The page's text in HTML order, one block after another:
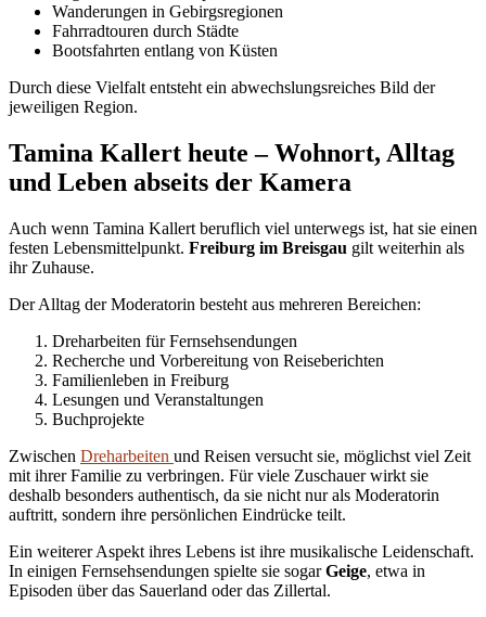
Wanderungen in Gebirgsregionen
Fahrradtouren durch Städte
Bootsfahrten entlang von Küsten
Durch diese Vielfalt entsteht ein abwechslungsreiches Bild der
jeweiligen Region.
Tamina Kallert heute – Wohnort, Alltag
und Leben abseits der Kamera
Auch wenn Tamina Kallert beruflich viel unterwegs ist, hat sie einen
festen Lebensmittelpunkt. Freiburg im Breisgau gilt weiterhin als
ihr Zuhause.
Der Alltag der Moderatorin besteht aus mehreren Bereichen:
Dreharbeiten für Fernsehsendungen
Recherche und Vorbereitung von Reiseberichten
Familienleben in Freiburg
Lesungen und Veranstaltungen
Buchprojekte
Zwischen Dreharbeiten und Reisen versucht sie, möglichst viel Zeit
mit ihrer Familie zu verbringen. Für viele Zuschauer wirkt sie
deshalb besonders authentisch, da sie nicht nur als Moderatorin
auftritt, sondern ihre persönlichen Eindrücke teilt.
Ein weiterer Aspekt ihres Lebens ist ihre musikalische Leidenschaft.
In einigen Fernsehsendungen spielte sie sogarGeige, etwa in
Episoden über das Sauerland oder das Zillertal.